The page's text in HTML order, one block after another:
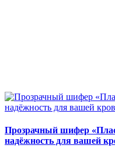
Прозрачный шифер
надёжность для вашей